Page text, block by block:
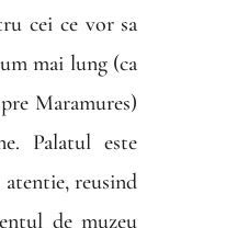
cei ce vor sa
mai lung (ca
Maramures)
Palatul este
reusind
de muzeu